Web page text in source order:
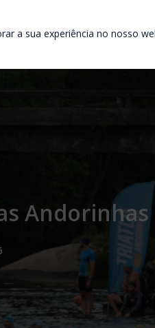
a sua experiência no nosso
Andorinhas